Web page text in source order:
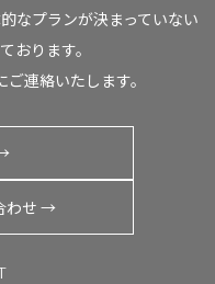
なプランが決まっていない
おります。
連絡いたします。
わせ →